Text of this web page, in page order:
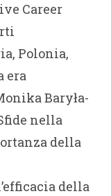
Career
Polonia,
era
Baryła-
nella
della
della